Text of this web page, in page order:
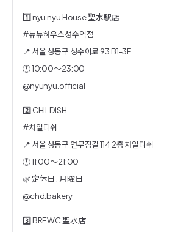
1️⃣ nyu nyu House 聖水駅店
#뉴뉴하우스성수역점
📍 서울 성동구 성수이로 93 B1-3F
🕒 10:00〜23:00
@nyunyu.official
2️⃣ CHILDISH
#차일디쉬
📍 서울 성동구 연무장길 114 2층 차일디쉬
🕒 11:00〜21:00
🌿 定休日 : 月曜日
@chd.bakery
3️⃣ BREWC 聖水店